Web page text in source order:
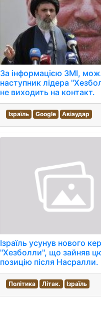
За інформацією ЗМІ,
наступник лідера
не виходить на контакт.
Ізраїль Google Авіаудар
Ізраїль усунув нового
"Хезболли", що зайняв
позицію після Насралли.
Політика Літак. Ізраїль